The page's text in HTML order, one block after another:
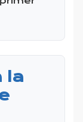
la